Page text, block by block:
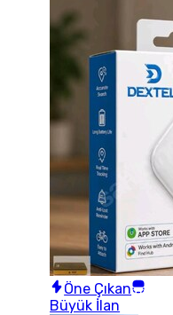
Öne Çıkan
Büyük İlan